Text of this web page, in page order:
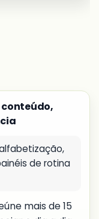
de rotina
mais de 15